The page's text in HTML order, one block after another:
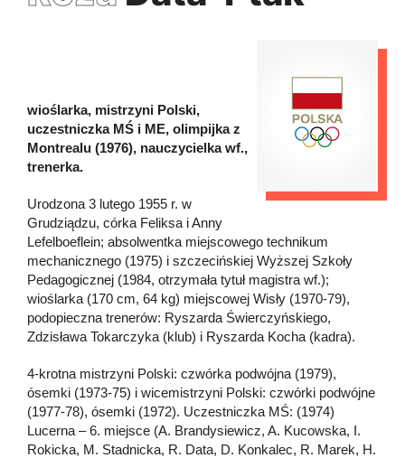
wioślarka, mistrzyni Polski,
uczestniczka MŚ i ME, olimpijka z
Montrealu (1976), nauczycielka wf.,
trenerka.
Urodzona 3 lutego 1955 r. w
Grudziądzu, córka Feliksa i Anny
Lefelboeflein; absolwentka miejscowego technikum
mechanicznego (1975) i szczecińskiej Wyższej Szkoły
Pedagogicznej (1984, otrzymała tytuł magistra wf.);
wioślarka (170 cm, 64 kg) miejscowej Wisły (1970-79),
podopieczna trenerów: Ryszarda Świerczyńskiego,
Zdzisława Tokarczyka (klub) i Ryszarda Kocha (kadra).
4-krotna mistrzyni Polski: czwórka podwójna (1979),
ósemki (1973-75) i wicemistrzyni Polski: czwórki podwójne
(1977-78), ósemki (1972). Uczestniczka MŚ: (1974)
Lucerna – 6. miejsce (A. Brandysiewicz, A. Kucowska, I.
Rokicka, M. Stadnicka, R. Data, D. Konkalec, R. Marek, H.